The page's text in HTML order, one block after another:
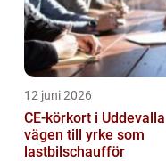
12 juni 2026
CE-körkort i Uddevalla
vägen till yrke som
lastbilschaufför